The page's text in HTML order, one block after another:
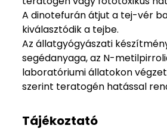
A dinotefurán átjut a tej-vér
kiválasztódik a tejbe.
Az állatgyógyászati
segédanyaga, az N-
laboratóriumi állatokon
szerint teratogén hatással
Tájékoztató